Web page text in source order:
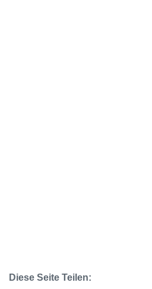
Diese Seite Teilen: